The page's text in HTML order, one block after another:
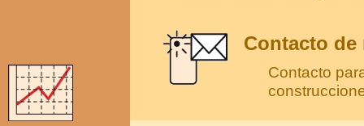
Contacto de
Contacto